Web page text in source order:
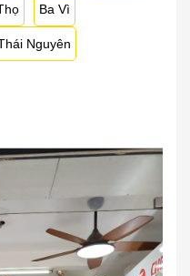
Ba Vì
Nguyên